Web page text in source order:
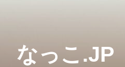
なっこ.JP